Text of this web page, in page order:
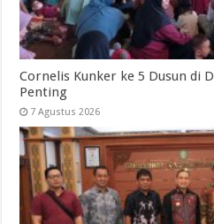
Cornelis Kunker ke 5 Dusun di
Penting
7 Agustus 2026